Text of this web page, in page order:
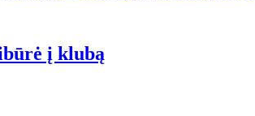
į klubą